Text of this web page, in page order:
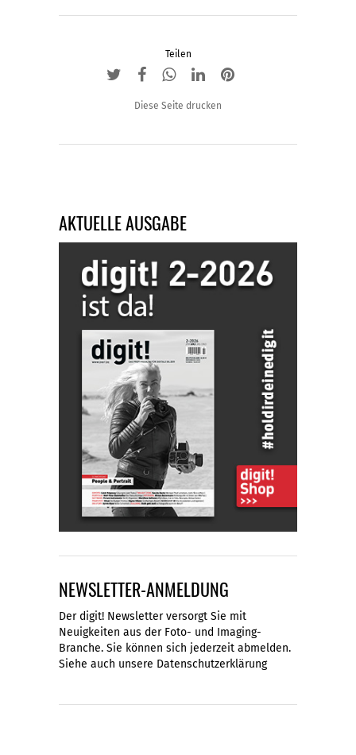
der
Teilen
Diese Seite drucken
AKTUELLE AUSGABE
NEWSLETTER-ANMELDUNG
Der digit! Newsletter versorgt Sie mit
Neuigkeiten aus der Foto- und Imaging-
Branche. Sie können sich jederzeit abmelden.
Siehe auch unsere Datenschutzerklärung